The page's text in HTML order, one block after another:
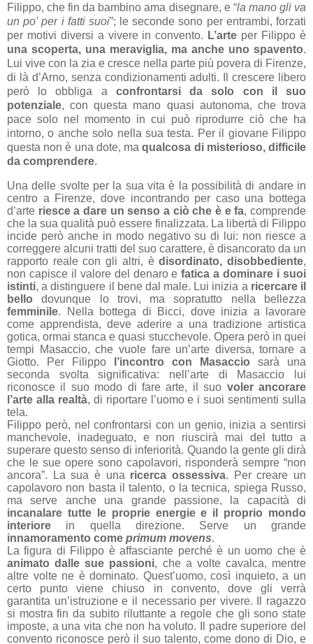
Filippo, che fin da bambino ama disegnare, e “la mano gli va
un po’ per i fatti suoi”; le seconde sono per entrambi, forzati
per motivi diversi a vivere in convento. L’arte per Filippo è
una scoperta, una meraviglia, ma anche uno spavento.
Lui vive con la zia e cresce nella parte più povera di Firenze,
di là d’Arno, senza condizionamenti adulti. Il crescere libero
però lo obbliga a confrontarsi da solo con il suo
potenziale, con questa mano quasi autonoma, che trova
pace solo nel momento in cui può riprodurre ciò che ha
intorno, o anche solo nella sua testa. Per il giovane Filippo
questa non è una dote, maqualcosa di misterioso, difficile
da comprendere.
Una delle svolte per la sua vita è la possibilità di andare in
centro a Firenze, dove incontrando per caso una bottega
d’arte riesce a dare un senso a ciò che è e fa, comprende
che la sua qualità può essere finalizzata. La libertà di Filippo
incide però anche in modo negativo su di lui: non riesce a
correggere alcuni tratti del suo carattere, è disancorato da un
rapporto reale con gli altri, èdisordinato, disobbediente,
non capisce il valore del denaro efatica a dominare i suoi
istinti, a distinguere il bene dal male. Lui inizia a ricercare il
bellodovunque lo trovi, ma sopratutto nella bellezza
femminile. Nella bottega di Bicci, dove inizia a lavorare
come apprendista, deve aderire a una tradizione artistica
gotica, ormai stanca e quasi stucchevole. Opera però in quei
tempi Masaccio, che vuole fare un’arte diversa, tornare a
Giotto. Per Filippo
l’incontro con Masaccio sarà una
seconda svolta significativa: nell’arte di Masaccio lui
riconosce il suo modo di fare arte, il suo voler ancorare
l’arte alla realtà, di riportare l’uomo e i suoi sentimenti sulla
tela.
Filippo però, nel confrontarsi con un genio, inizia a sentirsi
manchevole, inadeguato, e non riuscirà mai del tutto a
superare questo senso di inferiorità. Quando la gente gli dirà
che le sue opere sono capolavori, risponderà sempre “non
ancora”. La sua è una ricerca ossessiva. Per creare un
capolavoro non basta il talento, o la tecnica, spiega Russo,
ma serve anche una grande passione, la capacità di
incanalare tutte le proprie energie e il proprio mondo
interiore in quella direzione. Serve un grande
innamoramento come primum movens.
La figura di Filippo è affasciante perché è un uomo che è
animato dalle sue passioni, che a volte cavalca, mentre
altre volte ne è dominato. Quest’uomo, così inquieto, a un
certo punto viene chiuso in convento, dove gli verrà
garantita un’istruzione e il necessario per vivere. Il ragazzo
si mostra fin da subito riluttante a regole che gli sono state
imposte, a una vita che non ha voluto. Il padre superiore del
convento riconosce però il suo talento, come dono di Dio, e